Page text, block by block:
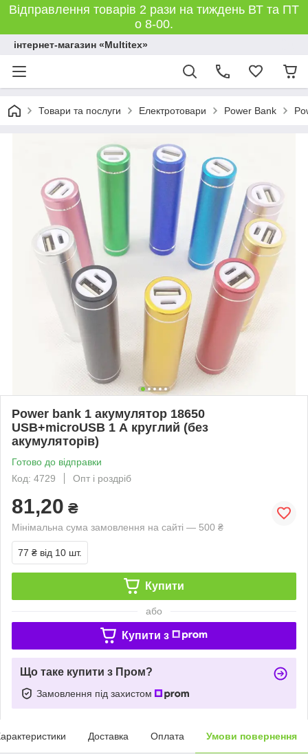
Відправлення товарів 2 рази на тиждень ВТ та ПТ
о 8-00.
інтернет-магазин «Multitex»
Товари та послуги Електротовари Power Bank
Power bank 1 акумулятор 18650
USB+microUSB 1 А круглий (без
акумуляторів)
Готово до відправки
Код: 4729
Опт і роздріб
81,20 ₴
Мінімальна сума замовлення на сайті — 500 ₴
77 ₴ від 10 шт.
Купити
або
Купити з
Що таке купити з Пром?
Замовлення під захистом
Доставка Оплата Умови повернення